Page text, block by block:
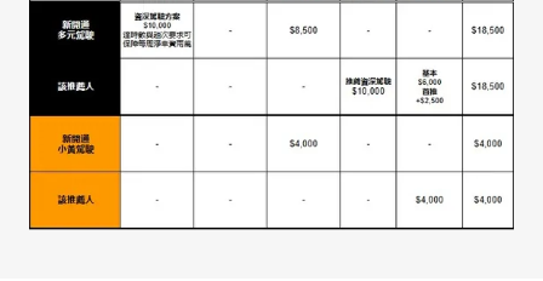
開通獎勵:https://twmpt.weebly.com/driver-
ndi.html
https://twmpt.weebly.com/driver-
小黃駕駛及推薦人:
開通及說明會獎
勵:https://twubertaxi.weebly.com/driver-